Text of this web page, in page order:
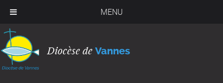
MENU
Diocèse de Vannes